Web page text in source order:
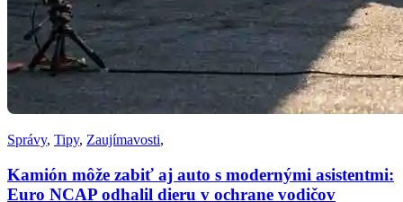
Správy, Tipy, Zaujímavosti,
Kamión môže zabiť aj auto s modernými asistentmi:
Euro NCAP odhalil dieru v ochrane vodičov